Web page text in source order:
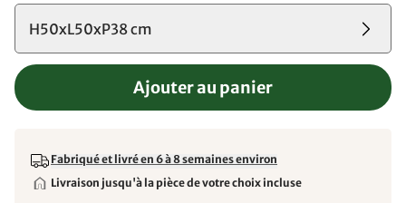
H50xL50xP38 cm
Ajouter au panier
Fabriqué et livré en 6 à 8 semaines environ
Livraison jusqu'à la pièce de votre choix incluse